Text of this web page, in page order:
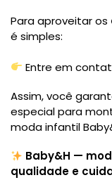
Para aproveitar os
é simples:
Entre em
Assim, você
especial para
moda infantil
Baby&H —
qualidade e